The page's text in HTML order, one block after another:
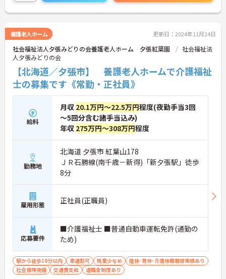
養護老人ホーム 更新日：2024年11月24日
社会福祉法人夕張みどりの会養護老人ホーム 夕張紅葉園
社会福祉法
人夕張みどりの会
【北海道／夕張市】 養護老人ホームで介護福祉
士の募集です《常勤・正社員》
給料
月収 20.1万円～22.5万円程度(夜勤手当3回
～5回分含む諸手当込み)
年収 275万円～308万円程度
勤務地
北海道 夕張市 紅葉山178
ＪＲ石勝線(南千歳－新得)「新夕張駅」徒歩
8分
雇用形態 正社員(正職員)
応募要件
■介護福祉士 ■普通自動車運転免許(通勤の
ため)
駅から徒歩10分以内 車通勤可 残業少なめ
産休･育休･介護休暇取得実績あり
社会保険完備
交通費支給 退職金制度あり